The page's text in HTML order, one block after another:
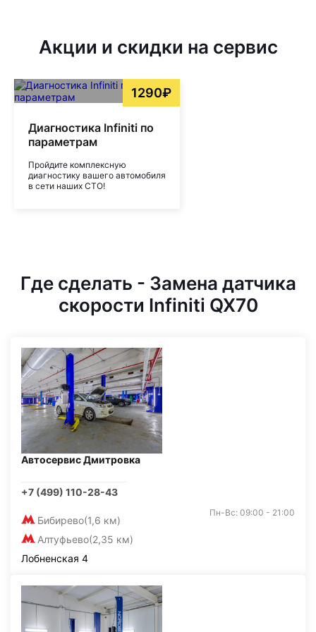
Акции и скидки на сервис
1290₽
Диагностика Infiniti по
параметрам
Пройдите комплексную
диагностику вашего автомобиля
в сети наших СТО!
Где сделать - Замена датчика
скорости Infiniti QX70
Автосервис Дмитровка
+7 (499) 110-28-43
Бибирево(1,6 км)
Алтуфьево(2,35 км)
Пн-Вс: 09:00 - 21:00
Лобненская 4